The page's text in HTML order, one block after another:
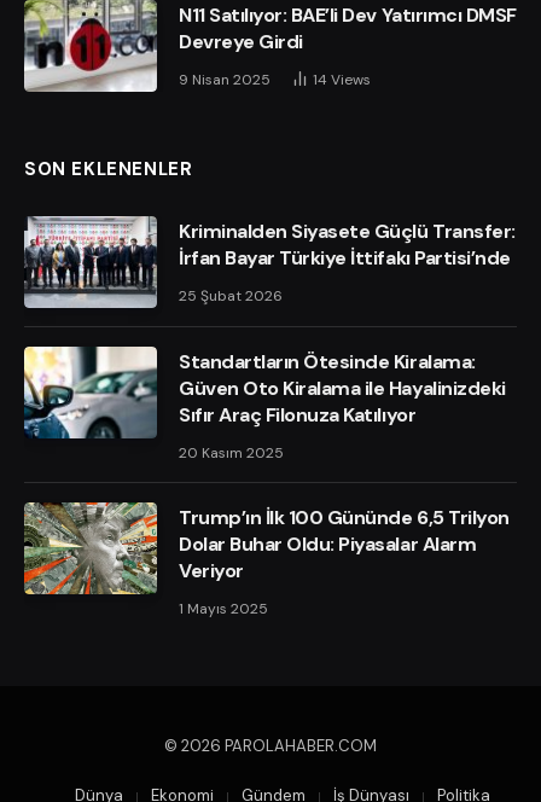
N11 Satılıyor: BAE’li Dev Yatırımcı DMSF
Devreye Girdi
9 Nisan 2025 14 Views
SON EKLENENLER
Kriminalden Siyasete Güçlü Transfer:
İrfan Bayar Türkiye İttifakı Partisi’nde
25 Şubat 2026
Standartların Ötesinde Kiralama:
Güven Oto Kiralama ile Hayalinizdeki
Sıfır Araç Filonuza Katılıyor
20 Kasım 2025
Trump’ın İlk 100 Gününde 6,5 Trilyon
Dolar Buhar Oldu: Piyasalar Alarm
Veriyor
1 Mayıs 2025
© 2026 PAROLAHABER.COM
Dünya Ekonomi Gündem İş Dünyası Politika